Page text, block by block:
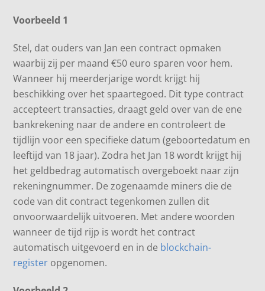
Voorbeeld 1
Stel, dat ouders van Jan een contract opmaken
waarbij zij per maand €50 euro sparen voor hem.
Wanneer hij meerderjarige wordt krijgt hij
beschikking over het spaartegoed. Dit type contract
accepteert transacties, draagt geld over van de ene
bankrekening naar de andere en controleert de
tijdlijn voor een specifieke datum (geboortedatum en
leeftijd van 18 jaar). Zodra het Jan 18 wordt krijgt hij
het geldbedrag automatisch overgeboekt naar zijn
rekeningnummer. De zogenaamde miners die de
code van dit contract tegenkomen zullen dit
onvoorwaardelijk uitvoeren. Met andere woorden
wanneer de tijd rijp is wordt het contract
automatisch uitgevoerd en in de blockchain-
register opgenomen.